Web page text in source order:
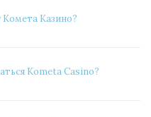
Казино?
Kometa Casino?